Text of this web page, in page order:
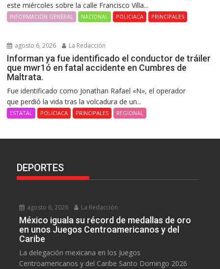
este miércoles sobre la calle Francisco Villa...
INFORMACIÓN GENERAL NACIONAL POLICIACA PRINCIPALES
agosto 6, 2026 La Redacción
Informan ya fue identificado el conductor de tráiler
que mwr1ó en fatal accidente en Cumbres de
Maltrata.
Fue identificado como Jonathan Rafael «N», el operador
que perdió la vida tras la volcadura de un...
ESTATAL POLICIACA PRINCIPALES REGIONAL
DEPORTES
agosto 6, 2026 La Redacción
México iguala su récord de medallas de oro
en unos Juegos Centroamericanos y del
Caribe
La delegación mexicana en los Juegos
Centroamericanos y del Caribe Santo Domingo 2026